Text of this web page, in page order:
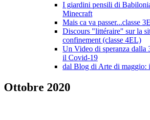
I giardini pensili di
Minecraft
Mais ca va passer...classe
Discours "littéraire" sur la
confinement (classe 4EL)
Un Video di speranza dalla
il Covid-19
dal Blog di Arte di maggio:
Ottobre 2020